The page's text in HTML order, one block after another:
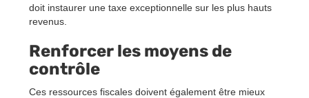
doit instaurer une taxe exceptionnelle sur les plus hauts
revenus.
Renforcer les moyens de
contrôle
Ces ressources fiscales doivent également être mieux